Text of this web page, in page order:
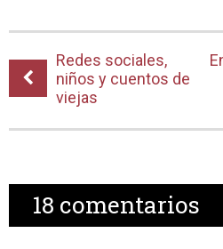
Redes sociales,
niños y cuentos de
viejas
18 comentarios